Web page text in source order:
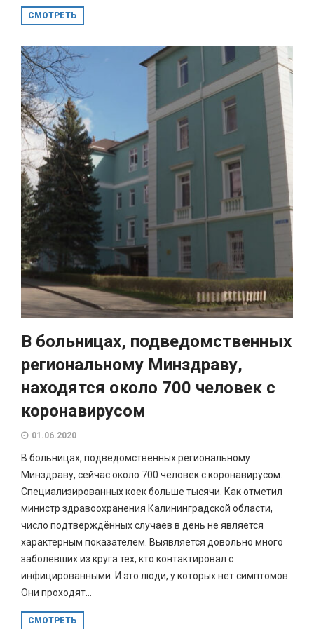
СМОТРЕТЬ
В больницах, подведомственных
региональному Минздраву,
находятся около 700 человек с
коронавирусом
01.06.2020
В больницах, подведомственных региональному
Минздраву, сейчас около 700 человек с коронавирусом.
Специализированных коек больше тысячи. Как отметил
министр здравоохранения Калининградской области,
число подтверждённых случаев в день не является
характерным показателем. Выявляется довольно много
заболевших из круга тех, кто контактировал с
инфицированными. И это люди, у которых нет симптомов.
Они проходят...
СМОТРЕТЬ